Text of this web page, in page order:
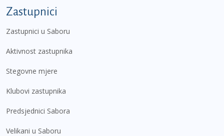
Zastupnici
Zastupnici u Saboru
Aktivnost zastupnika
Stegovne mjere
Klubovi zastupnika
Predsjednici Sabora
Velikani u Saboru